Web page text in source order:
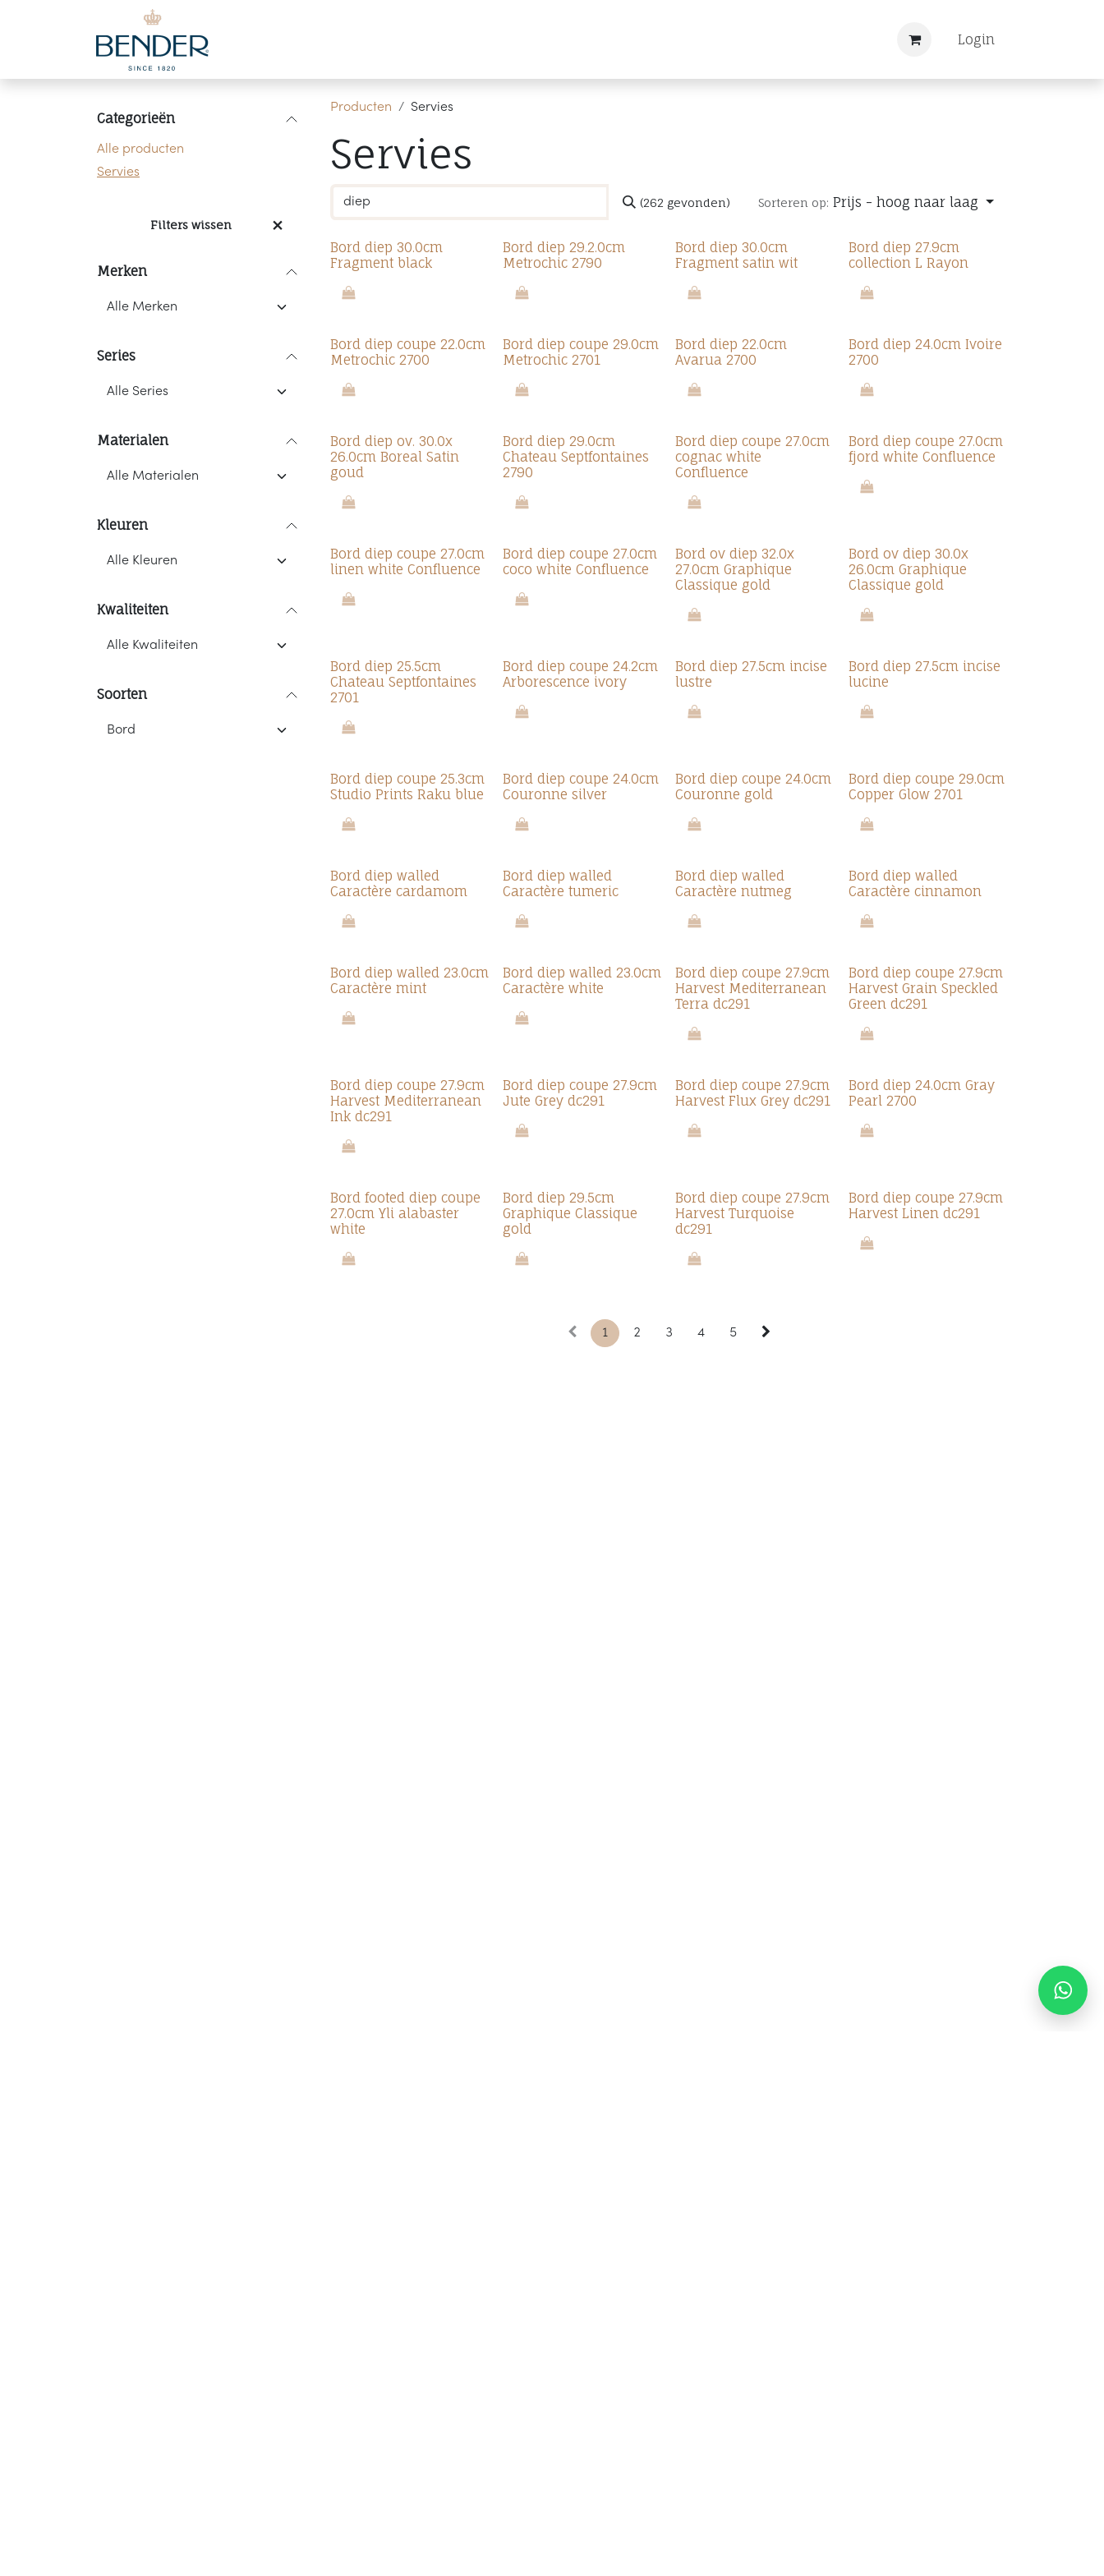
Overslaan naar inhoud
Login
Categorieën
Alle producten
Servies
Filters wissen
Merken
Series
Materialen
Kleuren
Kwaliteiten
Soorten
Producten Servies
Servies
(262 gevonden) Sorteren op: Prijs - hoog naar laag
Bord diep 30.0cm
Fragment black
Bord diep 29.2.0cm
Metrochic 2790
Bord diep 30.0cm
Fragment satin wit
Bord diep 27.9cm
collection L Rayon
Bord diep coupe 22.0cm
Metrochic 2700
Bord diep coupe 29.0cm
Metrochic 2701
Bord diep 22.0cm
Avarua 2700
Bord diep 24.0cm Ivoire
2700
Bord diep ov. 30.0x
26.0cm Boreal Satin
goud
Bord diep 29.0cm
Chateau Septfontaines
2790
Bord diep coupe 27.0cm
cognac white
Confluence
Bord diep coupe 27.0cm
fjord white Confluence
Bord diep coupe 27.0cm
linen white Confluence
Bord diep coupe 27.0cm
coco white Confluence
Bord ov diep 32.0x
27.0cm Graphique
Classique gold
Bord ov diep 30.0x
26.0cm Graphique
Classique gold
Bord diep 25.5cm
Chateau Septfontaines
2701
Bord diep coupe 24.2cm
Arborescence ivory
Bord diep 27.5cm incise
lustre
Bord diep 27.5cm incise
lucine
Bord diep coupe 25.3cm
Studio Prints Raku blue
Bord diep coupe 24.0cm
Couronne silver
Bord diep coupe 24.0cm
Couronne gold
Bord diep coupe 29.0cm
Copper Glow 2701
Bord diep walled
Caractère cardamom
Bord diep walled
Caractère tumeric
Bord diep walled
Caractère nutmeg
Bord diep walled
Caractère cinnamon
Bord diep walled 23.0cm
Caractère mint
Bord diep walled 23.0cm
Caractère white
Bord diep coupe 27.9cm
Harvest Mediterranean
Terra dc291
Bord diep coupe 27.9cm
Harvest Grain Speckled
Green dc291
Bord diep coupe 27.9cm
Harvest Mediterranean
Ink dc291
Bord diep coupe 27.9cm
Jute Grey dc291
Bord diep coupe 27.9cm
Harvest Flux Grey dc291
Bord diep 24.0cm Gray
Pearl 2700
Bord footed diep coupe
27.0cm Yli alabaster
white
Bord diep 29.5cm
Graphique Classique
gold
Bord diep coupe 27.9cm
Harvest Turquoise
dc291
Bord diep coupe 27.9cm
Harvest Linen dc291
1 2 3 4 5